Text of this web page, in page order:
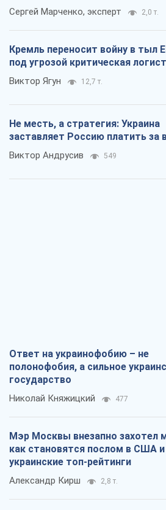
Сергей Марченко, эксперт 2,0 т.
Кремль переносит войну в тыл
под угрозой критическая
Виктор Ягун 12,7 т.
Не месть, а стратегия: Украина
заставляет Россию платить за
Виктор Андрусив 549
Ответ на украинофобию – не
полонофобия, а сильное
государство
Николай Княжицкий 477
Мэр Москвы внезапно захотел
как становятся послом в США
украинские топ-рейтинги
Александр Кирш 2,8 т.